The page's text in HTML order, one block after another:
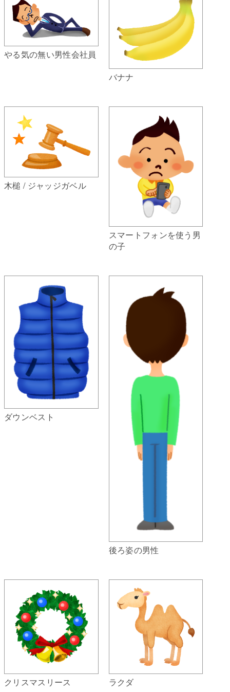
やる気の無い男性会社員
バナナ
木槌 / ジャッジガベル
スマートフォンを使う男
の子
ダウンベスト
後ろ姿の男性
クリスマスリース ラクダ